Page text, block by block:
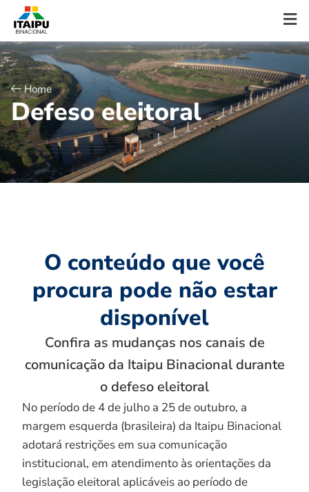
Home
Defeso eleitoral
O conteúdo que você
procura pode não estar
disponível
Confira as mudanças nos canais de
comunicação da Itaipu Binacional durante
o defeso eleitoral
No período de 4 de julho a 25 de outubro, a
margem esquerda (brasileira) da Itaipu Binacional
adotará restrições em sua comunicação
institucional, em atendimento às orientações da
legislação eleitoral aplicáveis ao período de